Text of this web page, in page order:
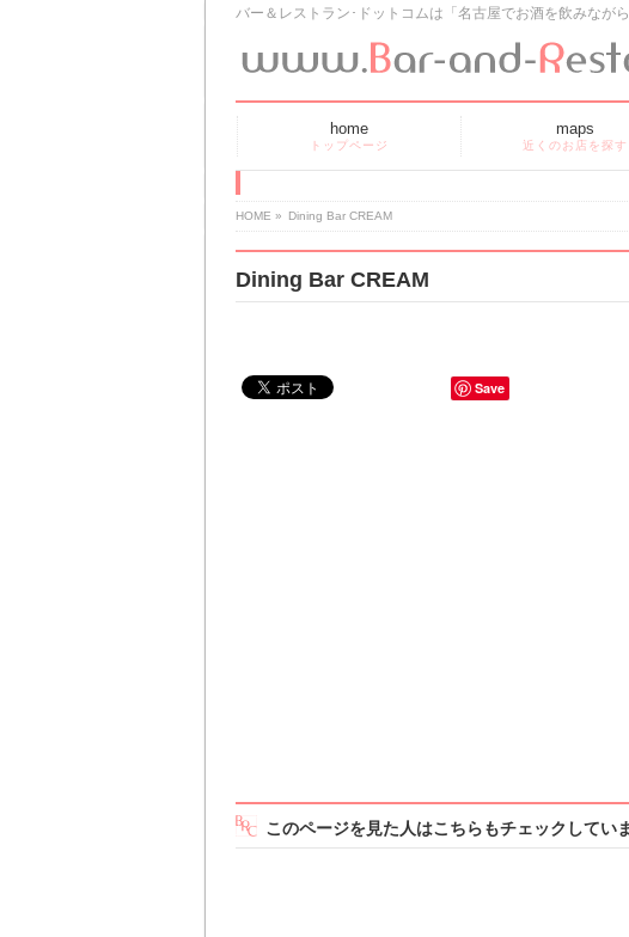
バー＆レストラン･ドットコムは「名古屋でお酒を飲みなが
home
トップページ
maps
近くのお店を探す
HOME » Dining Bar CREAM
Dining Bar CREAM
Save
このページを見た人はこちらもチェックしてい